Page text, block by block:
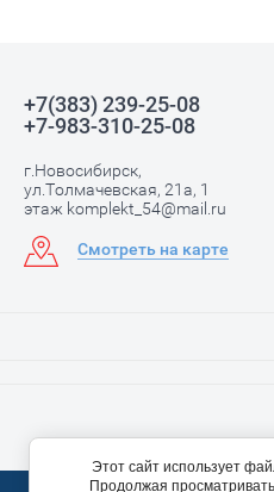
+7(383) 239-25-08
+7-983-310-25-08
г.Новосибирск,
ул.Толмачевская, 21а, 1
этаж komplekt_54@mail.ru
Смотреть на карте
Этот сайт использует
Продолжая